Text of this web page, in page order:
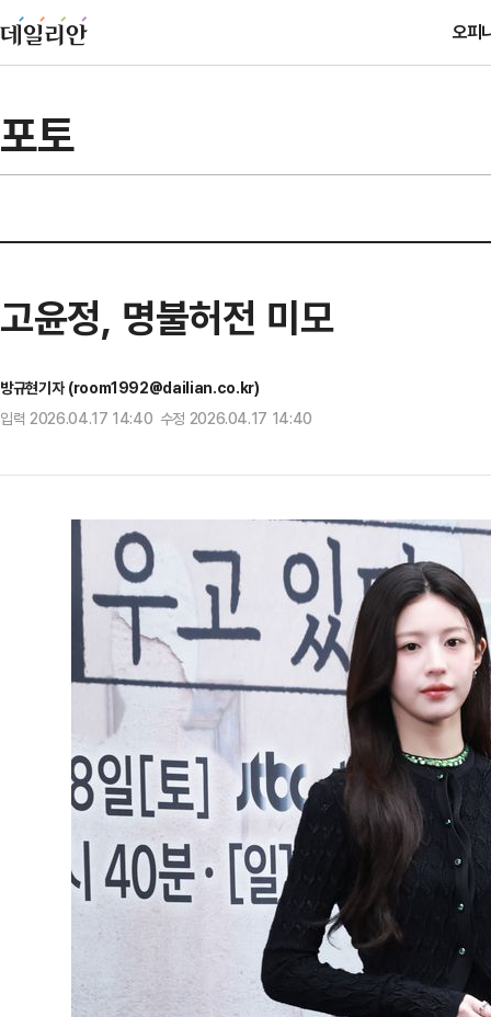
오피
포토
고윤정, 명불허전 미모
방규현기자 (room1992@dailian.co.kr)
입력 2026.04.17 14:40 수정 2026.04.17 14:40